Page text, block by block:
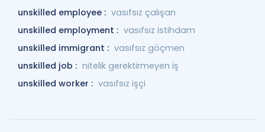
unskilled employee : vasıfsız çalışan
unskilled employment : vasıfsız istihdam
unskilled immigrant : vasıfsız göçmen
unskilled job : nitelik gerektirmeyen iş
unskilled worker : vasıfsız işçi